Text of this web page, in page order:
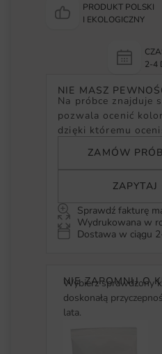
PRODUKT POLSKI
I EKOLOGICZNY
2-4
NIE MASZ
Na próbce znajduje
pozwala ocenić
dzięki któremu
ZAMÓW
Sprawdź fakturę
Wydrukowana w
Dostawa w ciągu
NIE ZAPOMNIJ O
Wybierz sprawdzony
doskonałą
lata.